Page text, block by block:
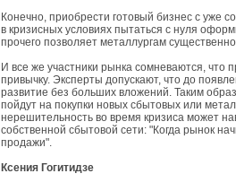
Конечно, приобрести готовый бизнес с уже
в кризисных условиях пытаться с нуля
прочего позволяет металлургам
И все же участники рынка сомневаются, что
привычку. Эксперты допускают, что до
развитие без больших вложений. Таким
пойдут на покупки новых сбытовых или
нерешительность во время кризиса может
собственной сбытовой сети: "Когда рынок
продажи".
Ксения Гогитидзе